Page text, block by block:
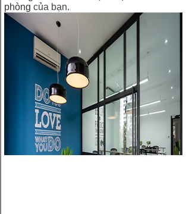
phòng của bạn.